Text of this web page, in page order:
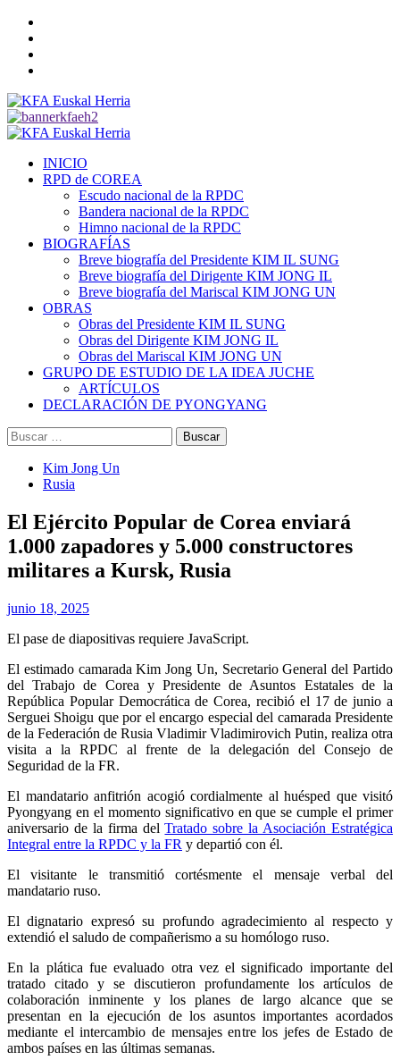
Saltar
contenido
Menú
INICIO
RPD de COREA
Escudo nacional de la RPDC
Bandera nacional de la RPDC
Himno nacional de la RPDC
BIOGRAFÍAS
Breve biografía del Presidente KIM IL SUNG
Breve biografía del Dirigente KIM JONG IL
Breve biografía del Mariscal KIM JONG UN
OBRAS
Obras del Presidente KIM IL SUNG
Obras del Dirigente KIM JONG IL
Obras del Mariscal KIM JONG UN
GRUPO DE ESTUDIO DE LA IDEA JUCHE
ARTÍCULOS
DECLARACIÓN DE PYONGYANG
Buscar:
Kim Jong Un
Rusia
El Ejército Popular de Corea enviará
1.000 zapadores y 5.000 constructores
militares a Kursk, Rusia
junio 18, 2025
El pase de diapositivas requiere JavaScript.
El estimado camarada Kim Jong Un, Secretario General del Partido
del Trabajo de Corea y Presidente de Asuntos Estatales de la
República Popular Democrática de Corea, recibió el 17 de junio a
Serguei Shoigu que por el encargo especial del camarada Presidente
de la Federación de Rusia Vladimir Vladimirovich Putin, realiza otra
visita a la RPDC al frente de la delegación del Consejo de
Seguridad de la FR.
El mandatario anfitrión acogió cordialmente al huésped que visitó
Pyongyang en el momento significativo en que se cumple el primer
aniversario de la firma delTratado sobre la Asociación Estratégica
Integral entre la RPDC y la FR y departió con él.
El visitante le transmitió cortésmente el mensaje verbal del
mandatario ruso.
El dignatario expresó su profundo agradecimiento al respecto y
extendió el saludo de compañerismo a su homólogo ruso.
En la plática fue evaluado otra vez el significado importante del
tratado citado y se discutieron profundamente los artículos de
colaboración inminente y los planes de largo alcance que se
presentan en la ejecución de los asuntos importantes acordados
mediante el intercambio de mensajes entre los jefes de Estado de
ambos países en las últimas semanas.